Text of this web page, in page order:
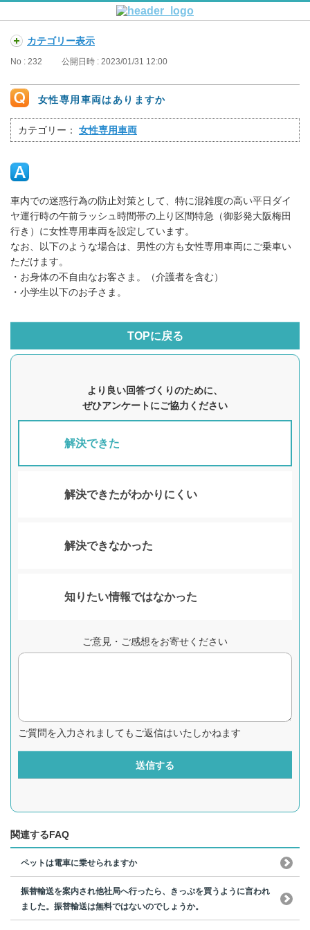
カテゴリー表示
No : 232 公開日時 : 2023/01/31 12:00
女性専用車両はありますか
カテゴリー： 女性専用車両
車内での迷惑行為の防止対策として、特に混雑度の高い平日ダイ
ヤ運行時の午前ラッシュ時間帯の上り区間特急（御影発大阪梅田
行き）に女性専用車両を設定しています。
なお、以下のような場合は、男性の方も女性専用車両にご乗車い
ただけます。
・お身体の不自由なお客さま。（介護者を含む）
・小学生以下のお子さま。
TOPに戻る
より良い回答づくりのために、
ぜひアンケートにご協力ください
解決できた
解決できたがわかりにくい
解決できなかった
知りたい情報ではなかった
ご意見・ご感想をお寄せください
ご質問を入力されましてもご返信はいたしかねます
送信する
関連するFAQ
ペットは電車に乗せられますか
振替輸送を案内され他社局へ行ったら、きっぷを買うように言われ
ました。振替輸送は無料ではないのでしょうか。